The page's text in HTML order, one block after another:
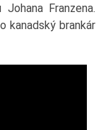
Franzena.
kanadský brankár